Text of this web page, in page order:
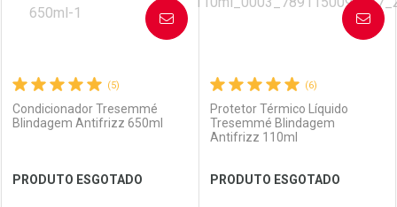
Ver Desconto Convênio Ver Desconto Convênio
(5)
Condicionador Tresemmé
Blindagem Antifrizz 650ml
PRODUTO ESGOTADO
AVISE-ME
(6)
Protetor Térmico Líquido
Tresemmé Blindagem
Antifrizz 110ml
PRODUTO ESGOTADO
AVISE-ME